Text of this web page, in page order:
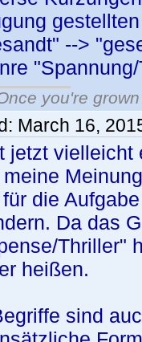
-->
you're
March 16,
jetzt vielleicht
die
Da das
Thriller"
heißen.
sind